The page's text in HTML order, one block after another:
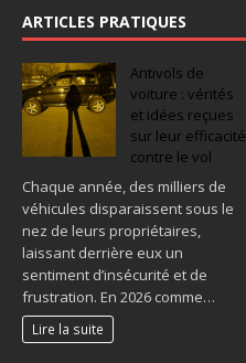
ARTICLES PRATIQUES
Antivols de
voiture : vérités
et idées reçues
sur leur efficacité
contre le vol
Chaque année, des milliers de
véhicules disparaissent sous le
nez de leurs propriétaires,
laissant derrière eux un
sentiment d’insécurité et de
frustration. En 2026 comme…
Lire la suite